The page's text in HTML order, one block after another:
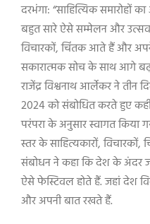
दरभंगा: “साहित्यिक
बहुत सारे ऐसे सम्मेलन और उत्सव
विचारकों, चिंतक आते हैं और
सकारात्मक सोच के साथ आगे
राजेंद्र विश्वनाथ आर्लेकर ने तीन
2024 को संबोधित करते हुए
परंपरा के अनुसार स्वागत किया
स्तर के साहित्यकारों,
संबोधन ने कहा कि देश के अंदर
ऐसे फेस्टिवल होते हैं. जहां देश
और अपनी बात रखते हैं.